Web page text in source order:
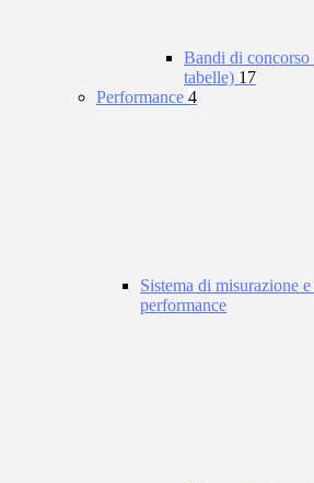
Bandi di
tabelle) 17
Performance 4
Sistema di misurazione
performance